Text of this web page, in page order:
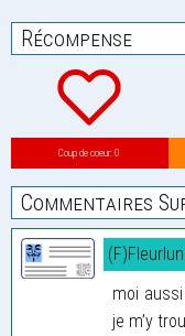
Récompense
Coup de coeur: 0
Commentaires
moi
je m’y